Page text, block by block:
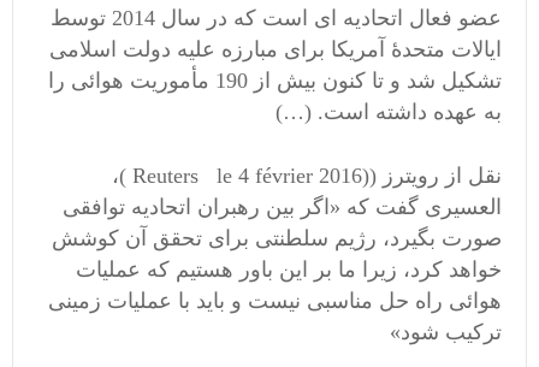
عضو فعال اتحادیه ای است که در سال 2014 توسط
ایالات متحدۀ آمریکا برای مبارزه علیه دولت اسلامی
تشکیل شد و تا کنون بیش از 190 مأموریت هوائی را
به عهده داشته است. (…)
نقل از رویترز ((Reuters le 4 février 2016 )،
العسیری گفت که «اگر بین رهبران اتحادیه توافقی
صورت بگیرد، رژیم سلطنتی برای تحقق آن کوشش
خواهد کرد، زیرا ما بر این باور هستیم که عملیات
هوائی راه حل مناسبی نیست و باید با عملیات زمینی
ترکیب شود»